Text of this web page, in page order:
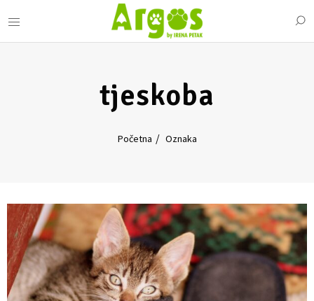
tjeskoba
Početna Oznaka